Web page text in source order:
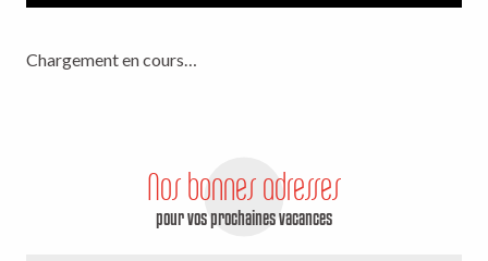
Chargement en cours…
Nos bonnes adresses
pour vos prochaines vacances